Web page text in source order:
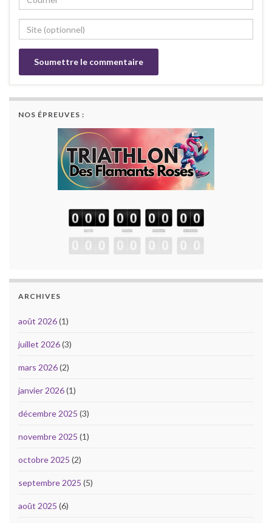
NOS ÉPREUVES :
ARCHIVES
août 2026(1)
juillet 2026(3)
mars 2026(2)
janvier 2026(1)
décembre 2025 (3)
novembre 2025 (1)
octobre 2025 (2)
septembre 2025 (5)
août 2025 (6)